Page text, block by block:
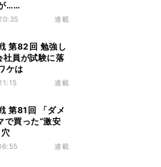
……
連載
第82回 勉強し
員が試験に落
ケは
連載
第81回 「ダメ
で買った“激安
連載